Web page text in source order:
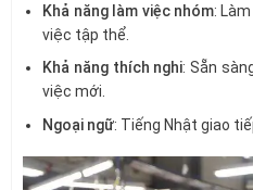
Khả năng làm việc nhóm:
việc tập thể.
Khả năng thích nghi: Sẵn
việc mới.
Ngoại ngữ: Tiếng Nhật giao